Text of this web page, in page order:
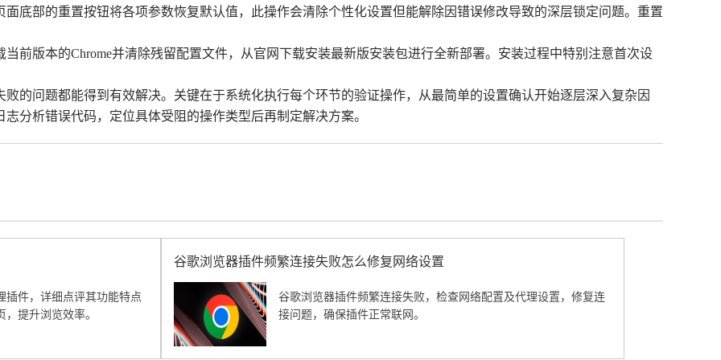
底部的重置按钮将各项参数恢复默认值，此操作会清除个性化设置但能解除因错误修改导致的深层锁定问题。重置
前版本的Chrome并清除残留配置文件，从官网下载安装最新版安装包进行全新部署。安装过程中特别注意首次设
的问题都能得到有效解决。关键在于系统化执行每个环节的验证操作，从最简单的设置确认开始逐层深入复杂因
分析错误代码，定位具体受阻的操作类型后再制定解决方案。
插件，详细点评其功能特点
提升浏览效率。
谷歌浏览器插件频繁连接失败怎么修复网络设置
谷歌浏览器插件频繁连接失败，检查网络配置及代理设置，修复连
接问题，确保插件正常联网。